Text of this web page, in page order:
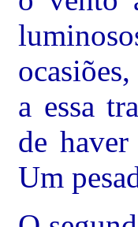
a essa
de
Um